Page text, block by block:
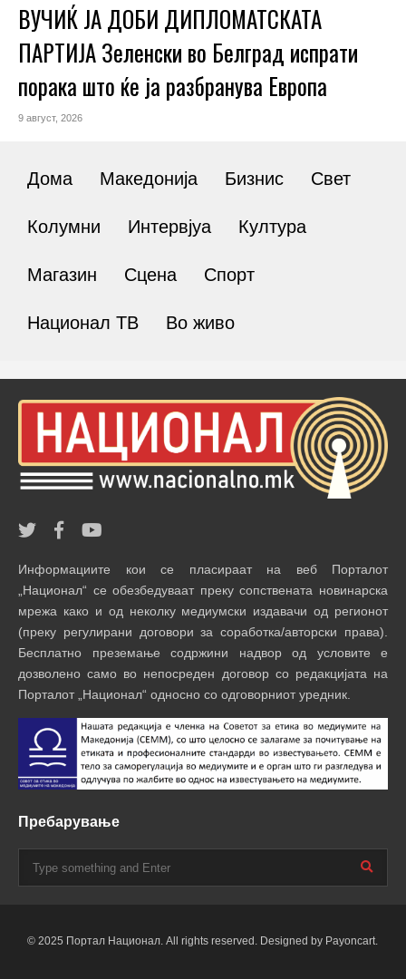
ВУЧИЌ ЈА ДОБИ ДИПЛОМАТСКАТА
ПАРТИЈА Зеленски во Белград испрати
порака што ќе ја разбранува Европа
9 август, 2026
Дома Македонија Бизнис Свет
Колумни Интервјуа Култура
Магазин Сцена Спорт
Национал ТВ Во живо
Информациите кои се пласираат на веб Порталот
„Национал“ се обезбедуваат преку сопствената новинарска
мрежа како и од неколку медиумски издавачи од регионот
(преку регулирани договори за соработка/авторски права).
Бесплатно преземање содржини надвор од условите е
дозволено само во непосреден договор со редакцијата на
Порталот „Национал“ односно со одговорниот уредник.
Пребарување
© 2025 Портал Национал. All rights reserved. Designed by Payoncart.